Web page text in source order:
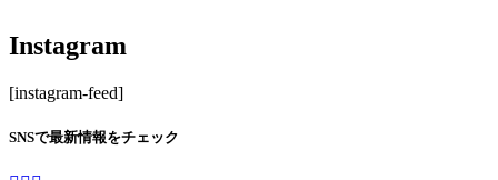
Instagram
[instagram-feed]
SNSで最新情報をチェック